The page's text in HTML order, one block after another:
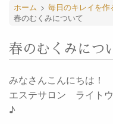
ホーム > 毎日のキレイを作
春のむくみについて
春のむくみにつ
みなさんこんにちは！
エステサロン ライト
♪